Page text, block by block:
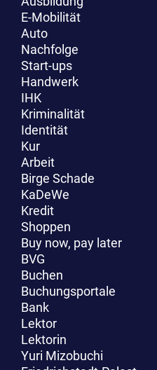
E-Mobilität
Auto
Nachfolge
Start-ups
Handwerk
IHK
Kriminalität
Identität
Kur
Arbeit
Birge Schade
KaDeWe
Kredit
Shoppen
Buy now, pay later
BVG
Buchen
Buchungsportale
Bank
Lektor
Lektorin
Yuri Mizobuchi